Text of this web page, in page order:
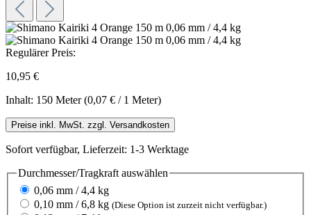
Regulärer Preis:
10,95 €
Inhalt: 150 Meter(0,07 € / 1 Meter)
Preise inkl. MwSt. zzgl. Versandkosten
Sofort verfügbar, Lieferzeit: 1-3 Werktage
Durchmesser/Tragkraft auswählen
0,06 mm / 4,4 kg
0,10 mm / 6,8 kg (Diese Option ist zurzeit nicht verfügbar.)